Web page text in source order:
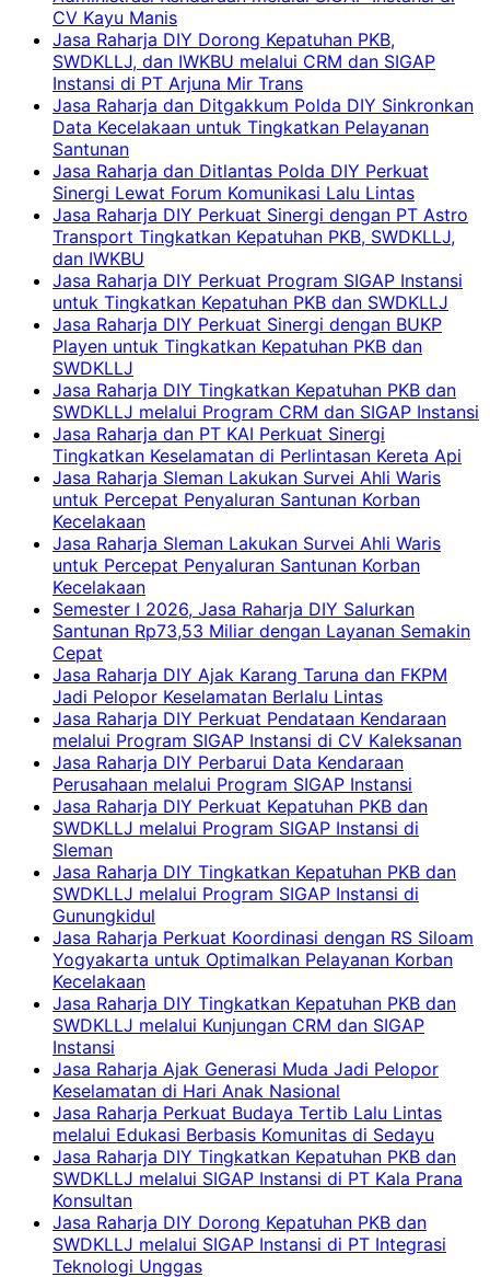
CV Kayu Manis
Jasa Raharja DIY Dorong Kepatuhan PKB,
SWDKLLJ, dan IWKBU melalui CRM dan SIGAP
Instansi di PT Arjuna Mir Trans
Jasa Raharja dan Ditgakkum Polda DIY Sinkronkan
Data Kecelakaan untuk Tingkatkan Pelayanan
Santunan
Jasa Raharja dan Ditlantas Polda DIY Perkuat
Sinergi Lewat Forum Komunikasi Lalu Lintas
Jasa Raharja DIY Perkuat Sinergi dengan PT Astro
Transport Tingkatkan Kepatuhan PKB, SWDKLLJ,
dan IWKBU
Jasa Raharja DIY Perkuat Program SIGAP Instansi
untuk Tingkatkan Kepatuhan PKB dan SWDKLLJ
Jasa Raharja DIY Perkuat Sinergi dengan BUKP
Playen untuk Tingkatkan Kepatuhan PKB dan
SWDKLLJ
Jasa Raharja DIY Tingkatkan Kepatuhan PKB dan
SWDKLLJ melalui Program CRM dan SIGAP Instansi
Jasa Raharja dan PT KAI Perkuat Sinergi
Tingkatkan Keselamatan di Perlintasan Kereta Api
Jasa Raharja Sleman Lakukan Survei Ahli Waris
untuk Percepat Penyaluran Santunan Korban
Kecelakaan
Jasa Raharja Sleman Lakukan Survei Ahli Waris
untuk Percepat Penyaluran Santunan Korban
Kecelakaan
Semester I 2026, Jasa Raharja DIY Salurkan
Santunan Rp73,53 Miliar dengan Layanan Semakin
Cepat
Jasa Raharja DIY Ajak Karang Taruna dan FKPM
Jadi Pelopor Keselamatan Berlalu Lintas
Jasa Raharja DIY Perkuat Pendataan Kendaraan
melalui Program SIGAP Instansi di CV Kaleksanan
Jasa Raharja DIY Perbarui Data Kendaraan
Perusahaan melalui Program SIGAP Instansi
Jasa Raharja DIY Perkuat Kepatuhan PKB dan
SWDKLLJ melalui Program SIGAP Instansi di
Sleman
Jasa Raharja DIY Tingkatkan Kepatuhan PKB dan
SWDKLLJ melalui Program SIGAP Instansi di
Gunungkidul
Jasa Raharja Perkuat Koordinasi dengan RS Siloam
Yogyakarta untuk Optimalkan Pelayanan Korban
Kecelakaan
Jasa Raharja DIY Tingkatkan Kepatuhan PKB dan
SWDKLLJ melalui Kunjungan CRM dan SIGAP
Instansi
Jasa Raharja Ajak Generasi Muda Jadi Pelopor
Keselamatan di Hari Anak Nasional
Jasa Raharja Perkuat Budaya Tertib Lalu Lintas
melalui Edukasi Berbasis Komunitas di Sedayu
Jasa Raharja DIY Tingkatkan Kepatuhan PKB dan
SWDKLLJ melalui SIGAP Instansi di PT Kala Prana
Konsultan
Jasa Raharja DIY Dorong Kepatuhan PKB dan
SWDKLLJ melalui SIGAP Instansi di PT Integrasi
Teknologi Unggas